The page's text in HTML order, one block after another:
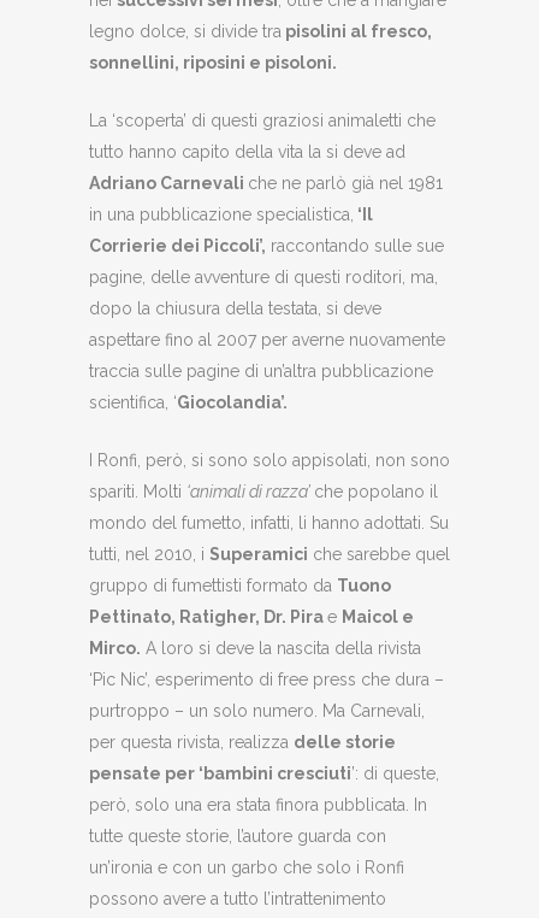
legno dolce, si divide tra pisolini al fresco,
sonnellini, riposini e pisoloni.
La ‘scoperta’ di questi graziosi animaletti che
tutto hanno capito della vita la si deve ad
Adriano Carnevali che ne parlò già nel 1981
in una pubblicazione specialistica, ‘Il
Corrierie dei Piccoli’, raccontando sulle sue
pagine, delle avventure di questi roditori, ma,
dopo la chiusura della testata, si deve
aspettare fino al 2007 per averne nuovamente
traccia sulle pagine di un’altra pubblicazione
scientifica, ‘Giocolandia’.
I Ronfi, però, si sono solo appisolati, non sono
spariti. Molti ‘animali di razza’ che popolano il
mondo del fumetto, infatti, li hanno adottati. Su
tutti, nel 2010, i Superamici che sarebbe quel
gruppo di fumettisti formato da Tuono
Pettinato, Ratigher, Dr. Pirae Maicol e
Mirco. A loro si deve la nascita della rivista
‘Pic Nic’, esperimento di free press che dura –
purtroppo – un solo numero. Ma Carnevali,
per questa rivista, realizza delle storie
pensate per ‘bambini cresciuti’: di queste,
però, solo una era stata finora pubblicata. In
tutte queste storie, l’autore guarda con
un’ironia e con un garbo che solo i Ronfi
possono avere a tutto l’intrattenimento